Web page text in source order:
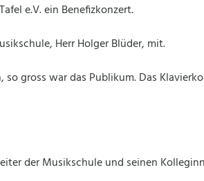
e.V. ein Benefizkonzert.
Herr Holger Blüder, mit.
gross war das Publikum. Das
der Musikschule und seinen